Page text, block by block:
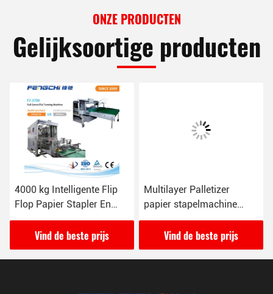
ONZE PRODUCTEN
Gelijksoortige producten
Multilayer Palletizer
papier stapelmachine
Maximale papiergrootte W
1450mm X L 1450mm
Vind de beste prijs
OEM High Speed Multi
Layer Flute Pile Turner
And Stacker
16000pcs/uur
Vind de beste prijs